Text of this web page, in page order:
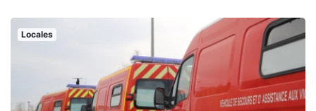
Locales